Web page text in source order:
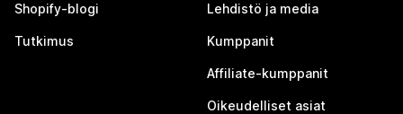
Shopify-blogi
Tutkimus
Lehdistö ja media
Kumppanit
Affiliate-kumppanit
Oikeudelliset asiat